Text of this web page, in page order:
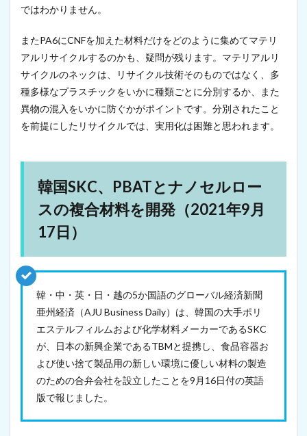
e
2
2
2
が
講
演
要
ポ
タ
ー
と
集
開
始
（
2
0
1
年
月
1
4
）
ではわかりません。
またPA6にCNFを加えた材料だけをどのように集めてマテリ
アルリサイクルするのかも、疑問が残ります。マテリアルリ
サイクルのネックは、リサイクル技術そのものではなく、多
種多様なプラスチックをいかに種類ごとに分別するか、また
異物の混入をいかに防ぐかがポイントです。分別されたこと
を前提にしたリサイクルでは、実用化は困難と思われます。
韓国SKC、PBATとナノセルロー
スの複合材料を開発（2021年9月
17日）
韓・中・英・日・越の5か国語のグローバル経済新聞
亜州経済（AJU Business Daily）は、韓国の大手ポリ
エステルフィルムおよび化学材料メーカーであるSKC
が、日本の新興企業であるTBMと提携し、食品容器お
よび使い捨て製品用の新しい環境に優しい材料の製造
のための合弁会社を設立したことを9月16日付の英語
版で報じました。